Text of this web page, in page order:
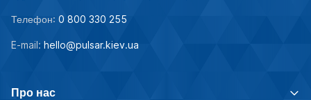
Телефон: 0 800 330 255
E-mail: hello@pulsar.kiev.ua
Про нас